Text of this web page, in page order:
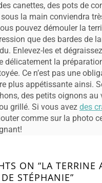
canettes, des pots de
la main conviendra
pouvez démouler la
que des bardes de
Enlevez-les et
délicatement la
Ce n’est pas une
plus appétissante ainsi.
des petits oignons au
grillé. Si vous avez des
comme sur la photo
ON “LA TERRINE
STÉPHANIE”